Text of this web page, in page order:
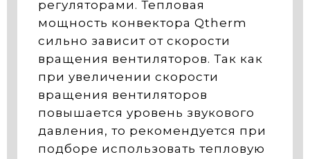
регуляторами. Тепловая
мощность конвектора Qtherm
сильно зависит от скорости
вращения вентиляторов. Так как
при увеличении скорости
вращения вентиляторов
повышается уровень звукового
давления, то рекомендуется при
подборе использовать тепловую